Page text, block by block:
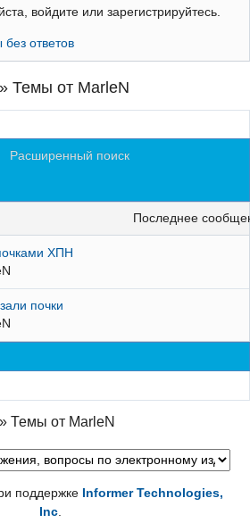
войдите или зарегистрируйтесь.
ответов
»Темы от MarleN
Расширенный поиск
последнее
ХПН
почки
»Темы от MarleN
поддержке Informer Technologies,
Inc.